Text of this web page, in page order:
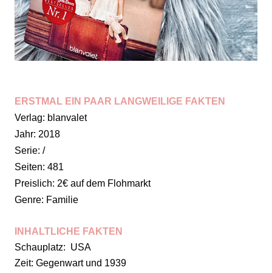
ERSTMAL EIN PAAR LANGWEILIGE FAKTEN
Verlag: blanvalet
Jahr: 2018
Serie: /
Seiten: 481
Preislich: 2€ auf dem Flohmarkt
Genre: Familie
INHALTLICHE FAKTEN
Schauplatz: USA
Zeit: Gegenwart und 1939